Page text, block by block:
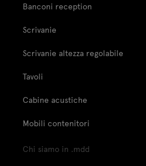
Banconi reception
Scrivanie
Scrivanie altezza regolabile
Tavoli
Cabine acustiche
Mobili contenitori
Chi siamo in .mdd